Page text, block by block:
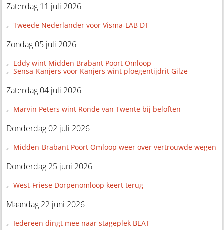
Zaterdag 11 juli 2026
Tweede Nederlander voor Visma-LAB DT
Zondag 05 juli 2026
Eddy wint Midden Brabant Poort Omloop
Sensa-Kanjers voor Kanjers wint ploegentijdrit Gilze
Zaterdag 04 juli 2026
Marvin Peters wint Ronde van Twente bij beloften
Donderdag 02 juli 2026
Midden-Brabant Poort Omloop weer over vertrouwde wegen
Donderdag 25 juni 2026
West-Friese Dorpenomloop keert terug
Maandag 22 juni 2026
Iedereen dingt mee naar stageplek BEAT